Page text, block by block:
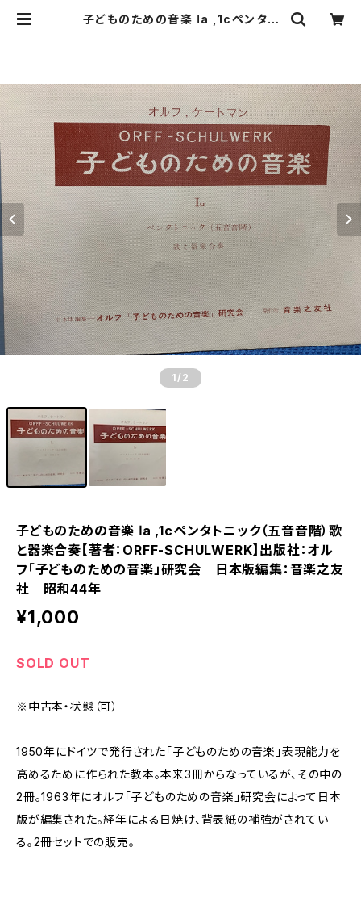
子どものための音楽 Ⅰa ,1cペンタト
4年 | Birds' Tale Collective
1 /2
子どものための音楽 Ⅰa ,1cペンタトニック（五音音階）歌
と器楽合奏【著者：ORFF-SCHULWERK】出版社：オル
フ「子どものための音楽」研究会 日本版編集：音楽之友
社 昭和44年
¥1,000
SOLD OUT
※中古本・状態（可）
1950年にドイツで発行された「子どものための音楽」表現能力を
高めるために作られた教本。本来3冊からなっているが、その中の
2冊。1963年にオルフ「子どものための音楽」研究会によって日本
版が編集された。経年による日焼け、背表紙の補強がされてい
る。2冊セットでの販売。